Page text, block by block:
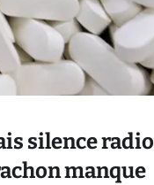
silence radio
manque